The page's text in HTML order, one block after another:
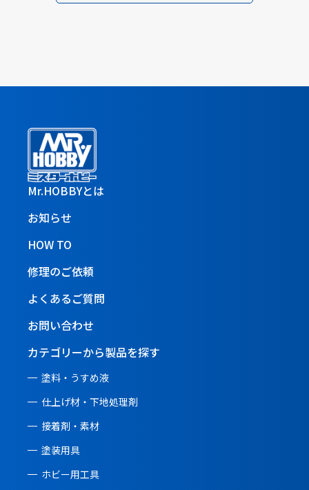
Mr.HOBBYとは
お知らせ
HOW TO
修理のご依頼
よくあるご質問
お問い合わせ
カテゴリーから製品を探す
塗料・うすめ液
仕上げ材・下地処理剤
接着剤・素材
塗装用具
ホビー用工具